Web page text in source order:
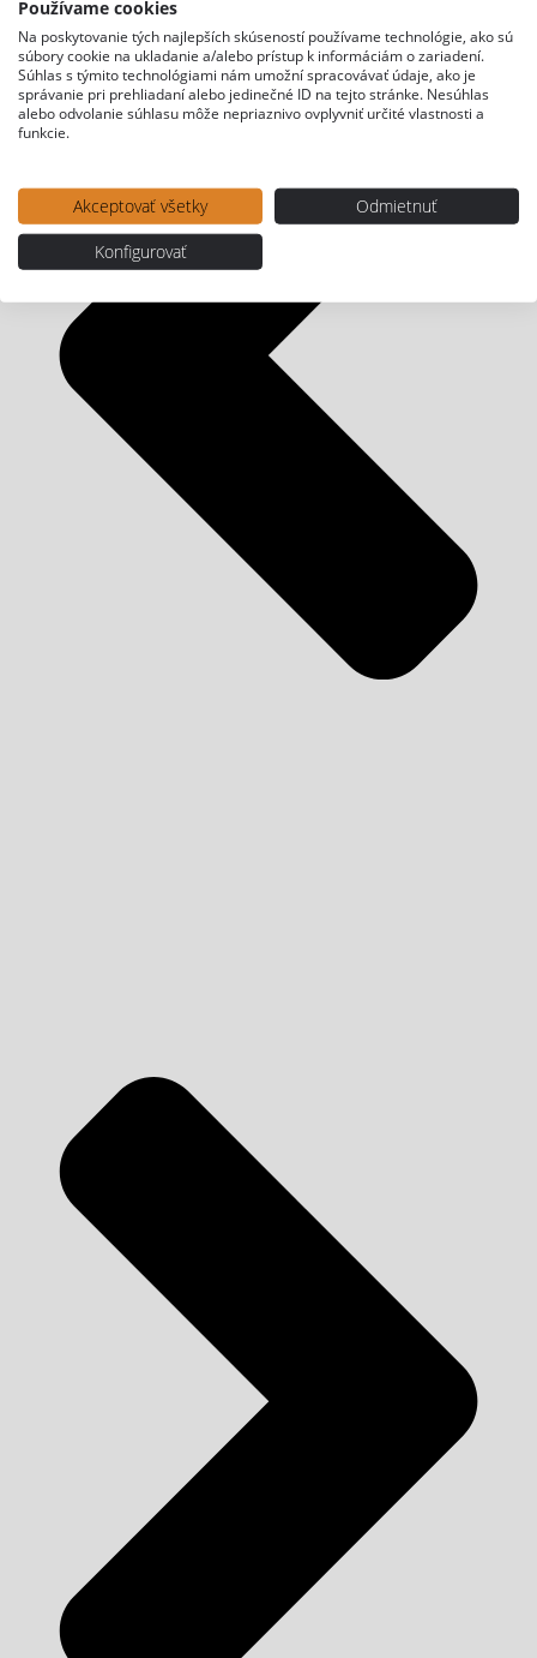
Používame cookies
Na poskytovanie tých najlepších skúseností používame technológie, ako sú
súbory cookie na ukladanie a/alebo prístup k informáciám o zariadení.
Súhlas s týmito technológiami nám umožní spracovávať údaje, ako je
správanie pri prehliadaní alebo jedinečné ID na tejto stránke. Nesúhlas
alebo odvolanie súhlasu môže nepriaznivo ovplyvniť určité vlastnosti a
funkcie.
Akceptovať všetky
Odmietnuť
Konfigurovať